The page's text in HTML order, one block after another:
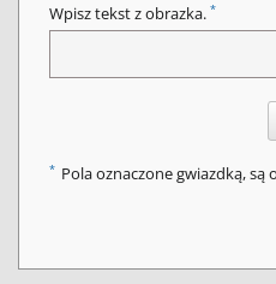
Wpisz tekst z obrazka. *
* Pola oznaczone gwiazdką, są